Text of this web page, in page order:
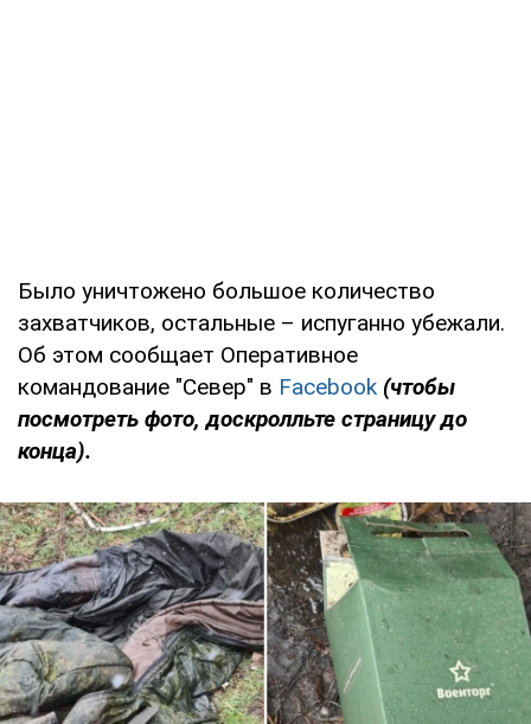
Было уничтожено большое количество
захватчиков, остальные – испуганно убежали.
Об этом сообщает Оперативное
командование "Север" в Facebook (чтобы
посмотреть фото, доскролльте страницу до
конца).